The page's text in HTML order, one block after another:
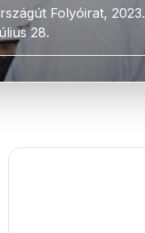
Folyóirat, 2023.
28.